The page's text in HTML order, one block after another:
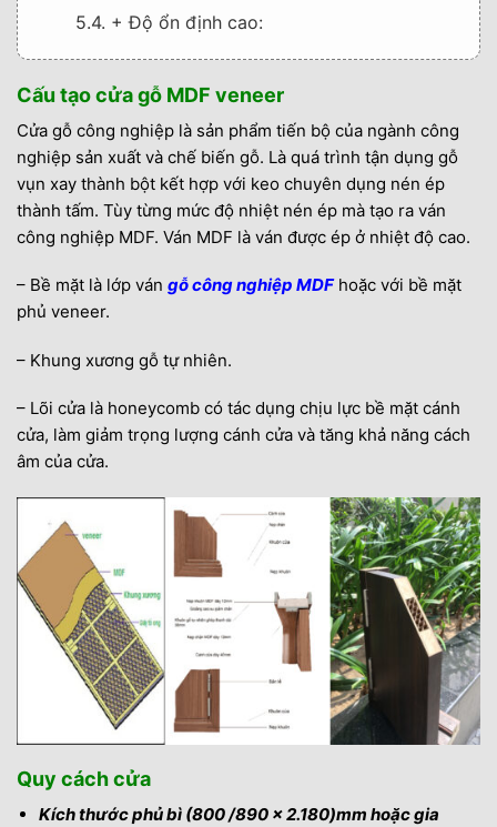
5.4. + Độ ổn định cao:
5.5. + Cách âm cách nhiệt tốt:
6. Thông tin liên hệ mua cửa
7. THÔNG TIN NHÀ CUNG CẤP
Cấu tạo cửa gỗ MDF veneer
Cửa gỗ công nghiệp là sản phẩm tiến bộ của ngành công
nghiệp sản xuất và chế biến gỗ. Là quá trình tận dụng gỗ
vụn xay thành bột kết hợp với keo chuyên dụng nén ép
thành tấm. Tùy từng mức độ nhiệt nén ép mà tạo ra ván
công nghiệp MDF. Ván MDF là ván được ép ở nhiệt độ cao.
– Bề mặt là lớp ván gỗ công nghiệp MDFhoặc với bề mặt
phủ veneer.
– Khung xương gỗ tự nhiên.
– Lõi cửa là honeycomb có tác dụng chịu lực bề mặt cánh
cửa, làm giảm trọng lượng cánh cửa và tăng khả năng cách
âm của cửa.
Quy cách cửa
Kích thước phủ bì (800 /890 x 2.180)mm hoặc gia